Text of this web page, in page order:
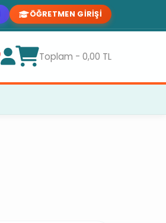
ÖĞRETMEN GIRIŞI
Toplam - 0,00 TL